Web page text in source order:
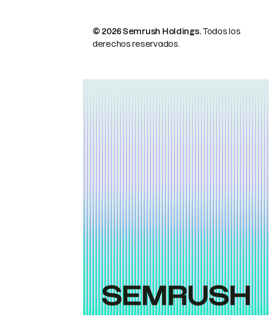
© 2026 Semrush Holdings.Todos los
derechos reservados.